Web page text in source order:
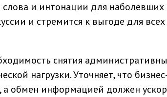
и интонации для наболевших
и стремится к выгоде для
снятия
нагрузки. Уточняет, что
обмен информацией должен